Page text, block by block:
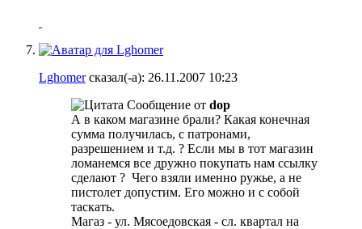
Lghomerсказал(-а): 26.11.2007 10:23
Сообщение от dop
А в каком магазине брали? Какая конечная
сумма получилась, с патронами,
разрешением и т.д. ? Если мы в тот магазин
ломанемся все дружно покупать нам ссылку
сделают ? Чего взяли именно ружье, а не
пистолет допустим. Его можно и с собой
таскать.
Магаз - ул. Мясоедовская - сл. квартал на